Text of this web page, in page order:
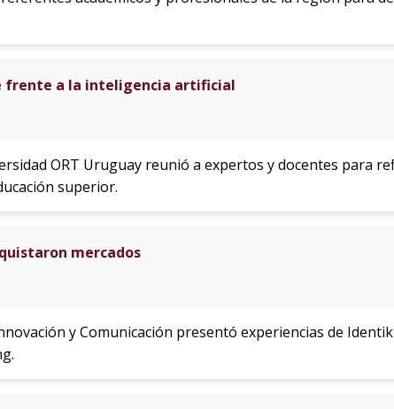
frente a la inteligencia artificial
ORT Uruguay reunió a expertos y docentes para
superior.
mercados
y Comunicación presentó experiencias de